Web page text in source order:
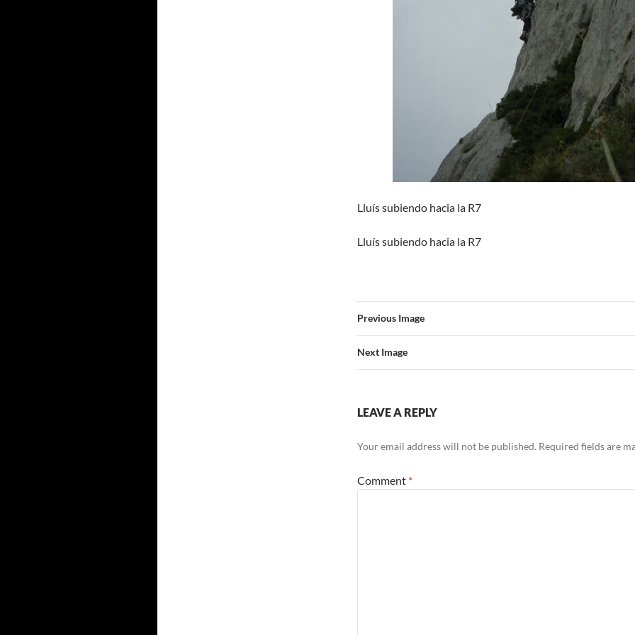
Lluís subiendo hacia la R7
Lluís subiendo hacia la R7
Previous Image
Next Image
LEAVE A REPLY
Your email address will not be published. Required fields are
Comment *